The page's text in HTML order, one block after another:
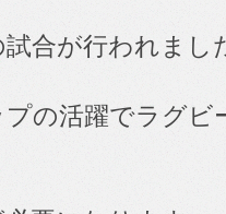
合が行われまし
の活躍でラグビ